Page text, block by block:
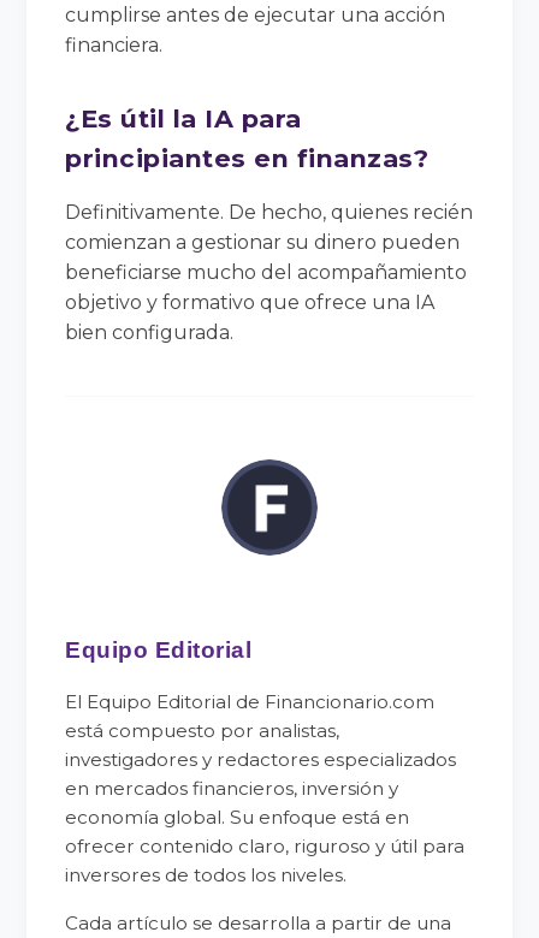
cumplirse antes de ejecutar una acción
financiera.
¿Es útil la IA para
principiantes en finanzas?
Definitivamente. De hecho, quienes recién
comienzan a gestionar su dinero pueden
beneficiarse mucho del acompañamiento
objetivo y formativo que ofrece una IA
bien configurada.
Equipo Editorial
El Equipo Editorial de Financionario.com
está compuesto por analistas,
investigadores y redactores especializados
en mercados financieros, inversión y
economía global. Su enfoque está en
ofrecer contenido claro, riguroso y útil para
inversores de todos los niveles.
Cada artículo se desarrolla a partir de una